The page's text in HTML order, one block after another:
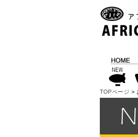
TOPページ >